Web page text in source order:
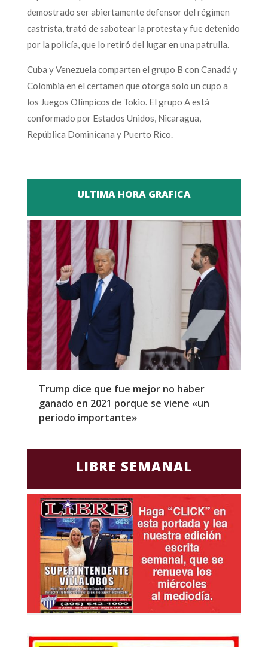
demostrado ser abiertamente defensor del régimen
castrista, trató de sabotear la protesta y fue detenido
por la policía, que lo retiró del lugar en una patrulla.
Cuba y Venezuela comparten el grupo B con Canadá y
Colombia en el certamen que otorga solo un cupo a
los Juegos Olímpicos de Tokio. El grupo A está
conformado por Estados Unidos, Nicaragua,
República Dominicana y Puerto Rico.
ULTIMA HORA GRAFICA
Trump dice que fue mejor no haber
ganado en 2021 porque se viene «un
periodo importante»
LIBRE SEMANAL